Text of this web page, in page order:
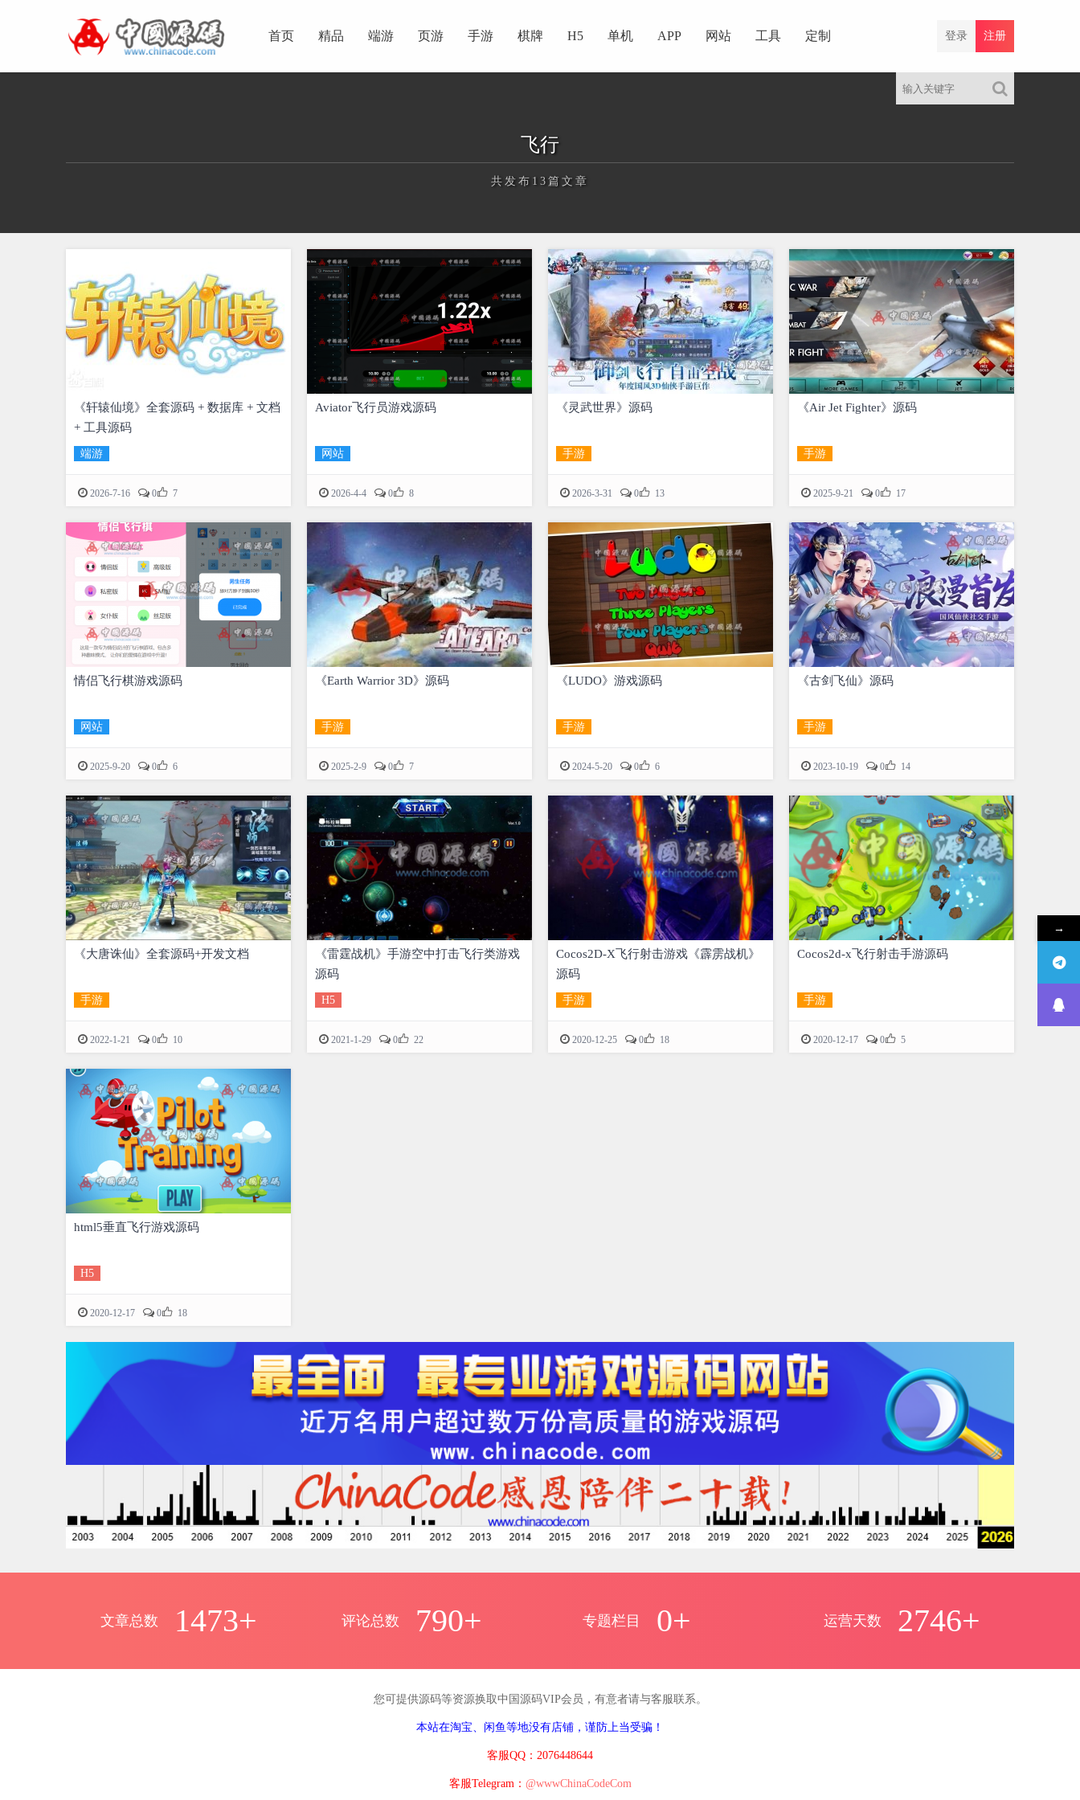
首页 精品 端游 页游 手游 棋牌 H5 单机 APP 网站 工具 定制 注册
登录
飞行
共发布13篇文章
正在为您加载新内容
《轩辕仙境》全套源码 + 数据库 + 文档
+ 工具源码
端游
2026-7-16 0 7
Aviator飞行员游戏源码
网站
2026-4-4 0 8
《灵武世界》源码
手游
2026-3-31 0 13
《Air Jet Fighter》源码
手游
2025-9-21 0 17
情侣飞行棋游戏源码
网站
2025-9-20 0 6
《Earth Warrior 3D》源码
手游
2025-2-9 0 7
《LUDO》游戏源码
手游
2024-5-20 0 6
《古剑飞仙》源码
手游
2023-10-19 0 14
《大唐诛仙》全套源码+开发文档
手游
2022-1-21 0 10
《雷霆战机》手游空中打击飞行类游戏
源码
H5
2021-1-29 0 22
Cocos2D-X飞行射击游戏《霹雳战机》
源码
手游
2020-12-25 0 18
Cocos2d-x飞行射击手游源码
手游
2020-12-17 0 5
html5垂直飞行游戏源码
H5
2020-12-17 0 18
文章总数 1473+ 评论总数 790+ 专题栏目 0+ 运营天数 2746+
您可提供源码等资源换取中国源码VIP会员，有意者请与客服联系。
本站在淘宝、闲鱼等地没有店铺，谨防上当受骗！
客服QQ：2076448644
客服Telegram： @wwwChinaCodeCom
→